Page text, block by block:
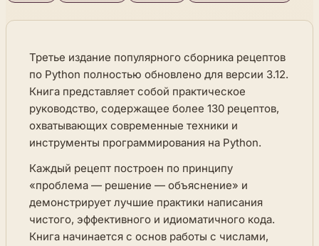
Третье издание популярного сборника рецептов
по Python полностью обновлено для версии 3.12.
Книга представляет собой практическое
руководство, содержащее более 130 рецептов,
охватывающих современные техники и
инструменты программирования на Python.
Каждый рецепт построен по принципу
«проблема — решение — объяснение» и
демонстрирует лучшие практики написания
чистого, эффективного и идиоматичного кода.
Книга начинается с основ работы с числами,